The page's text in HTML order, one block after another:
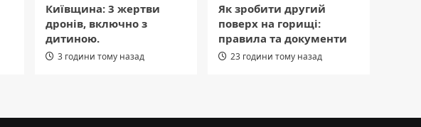
Київщина: 3 жертви
дронів, включно з
дитиною.
3 години тому назад
Як зробити другий
поверх на горищі:
правила та документи
23 години тому назад